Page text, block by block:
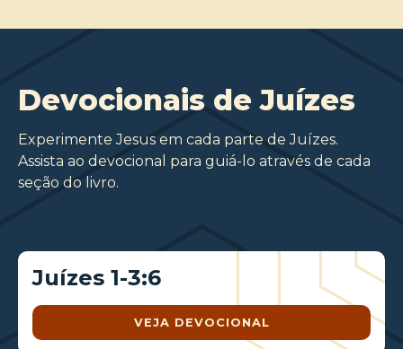
Devocionais de Juízes
Experimente Jesus em cada parte de Juízes.
Assista ao devocional para guiá-lo através de cada
seção do livro.
Juízes 1-3:6
VEJA DEVOCIONAL